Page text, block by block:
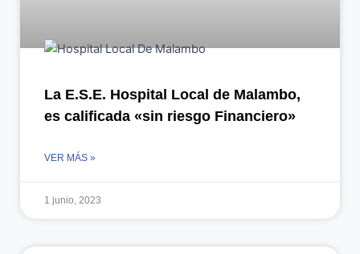
La E.S.E. Hospital Local de Malambo,
es calificada «sin riesgo Financiero»
VER MÁS »
1 junio, 2023